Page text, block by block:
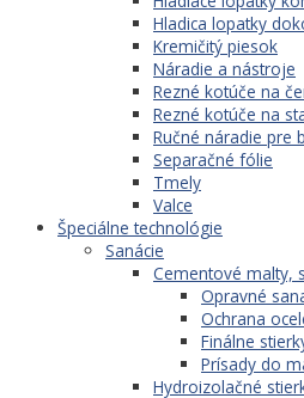
Hladica lopatky
Kremičitý piesok
Náradie a nástroje
Rezné kotúče na
Rezné kotúče na
Ručné náradie pre
Separačné fólie
Tmely
Valce
Špeciálne technológie
Sanácie
Cementové malty,
Opravné
Ochrana
Finálne
Prísady do
Hydroizolačné